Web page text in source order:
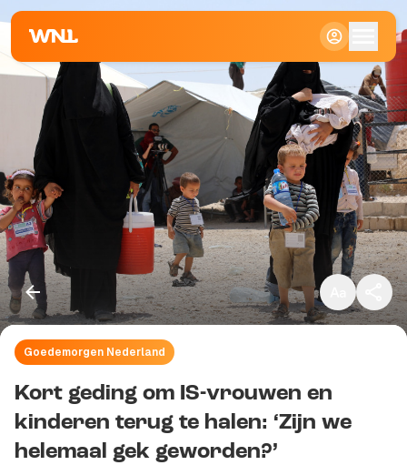
Klein
Standaard
Groot
Goedemorgen Nederland
Kort geding om IS-vrouwen en
kinderen terug te halen: ‘Zijn we
helemaal gek geworden?’